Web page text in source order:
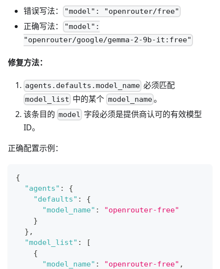
错误写法： "model": "openrouter/free"
正确写法：
"model":
"openrouter/google/gemma-2-9b-it:free"
修复方法：
agents.defaults.model_name 必须匹配
model_list 中的某个 model_name。
该条目的 model 字段必须是提供商认可的有效模型
ID。
正确配置示例：
{
"agents" :
{
"defaults" :
{
"model_name" :
"openrouter-free"
}
} ,
"model_list" :
[
{
"model_name" : "openrouter-free" ,